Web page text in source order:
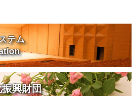
テム
興財団